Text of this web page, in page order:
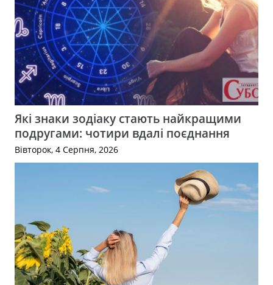
Які знаки зодіаку стають найкращими
подругами: чотири вдалі поєднання
Вівторок, 4 Серпня, 2026